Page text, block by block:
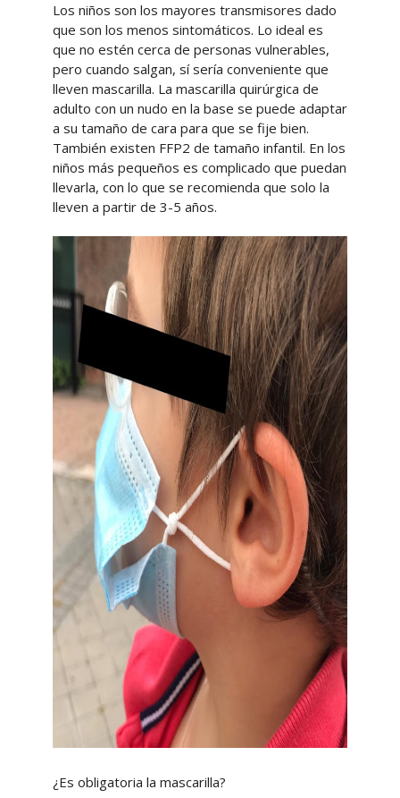
Los niños son los mayores transmisores dado
que son los menos sintomáticos. Lo ideal es
que no estén cerca de personas vulnerables,
pero cuando salgan, sí sería conveniente que
lleven mascarilla. La mascarilla quirúrgica de
adulto con un nudo en la base se puede adaptar
a su tamaño de cara para que se fije bien.
También existen FFP2 de tamaño infantil. En los
niños más pequeños es complicado que puedan
llevarla, con lo que se recomienda que solo la
lleven a partir de 3-5 años.
¿Es obligatoria la mascarilla?